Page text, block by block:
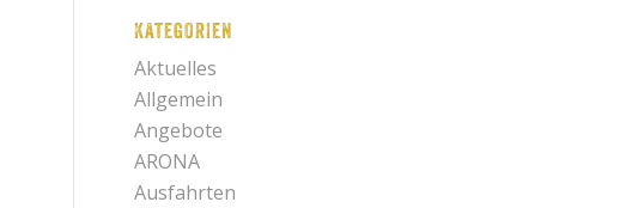
Kategorien
Aktuelles
Allgemein
Angebote
ARONA
Ausfahrten